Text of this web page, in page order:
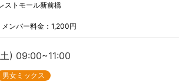
ストモール新前橋
ンバー料金：1,200円
) 09:00~11:00
男女ミックス